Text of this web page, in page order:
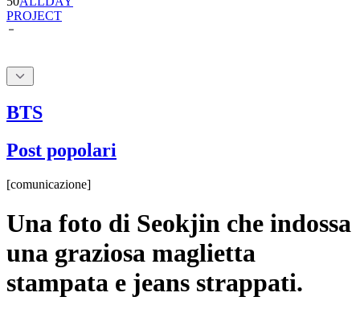
BTS
Post popolari
[comunicazione]
Una foto di Seokjin che indossa
una graziosa maglietta
stampata e jeans strappati.